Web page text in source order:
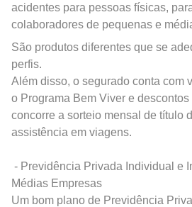
acidentes para pessoas físicas,
colaboradores de pequenas e
São produtos diferentes que se
perfis.
Além disso, o segurado conta com
o Programa Bem Viver e
concorre a sorteio mensal de título
assistência em viagens.
- Previdência Privada Individual e
Médias Empresas
Um bom plano de Previdência